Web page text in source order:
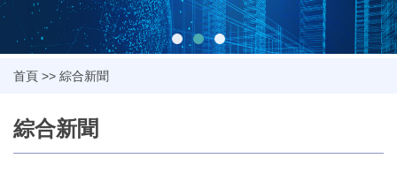
首頁 >> 綜合新聞
綜合新聞